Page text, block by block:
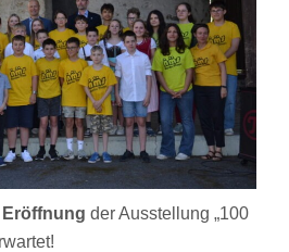
Eröffnung der Ausstellung „100